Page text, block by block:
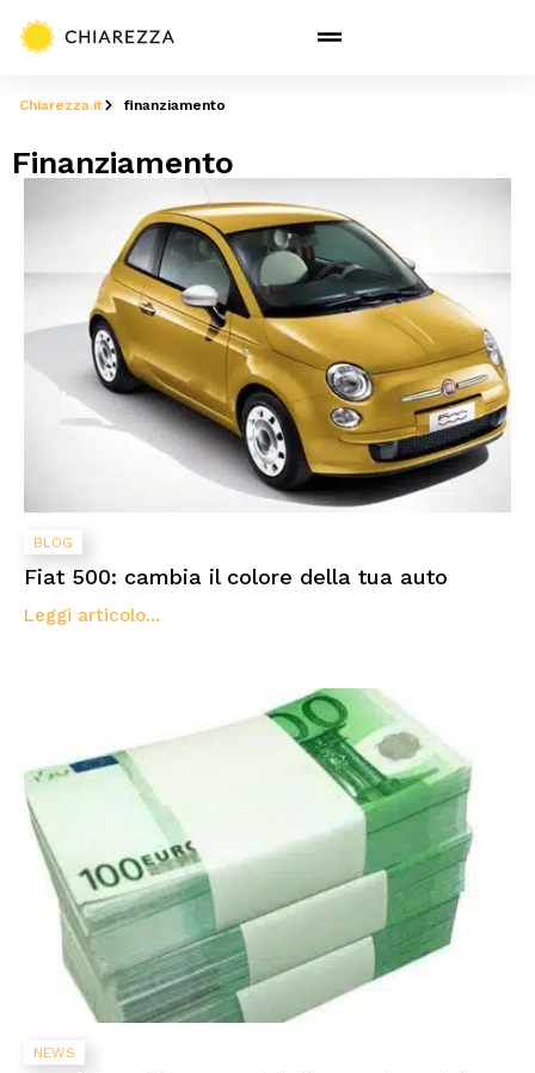
Chiarezza.it finanziamento
Finanziamento
BLOG
Fiat 500: cambia il colore della tua auto
Leggi articolo...
NEWS